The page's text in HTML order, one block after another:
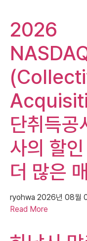
2026
단취득공
사의 할
더 많은
ryohwa 2026년 08월
Read More